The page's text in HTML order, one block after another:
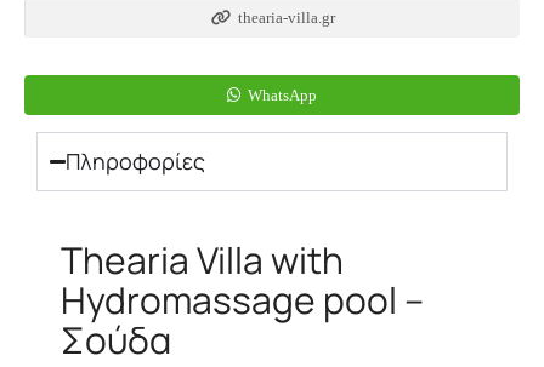
thearia-villa.gr
WhatsApp
Πληροφορίες
Thearia Villa with
Hydromassage pool –
Σούδα